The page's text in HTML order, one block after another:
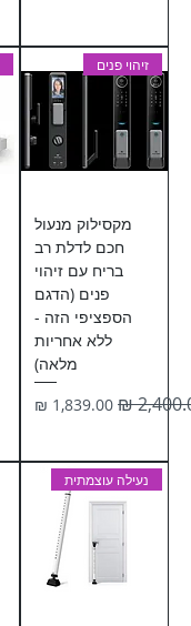
זיהוי פנים
מקסילוק מנעול
חכם לדלת רב
בריח עם זיהוי
פנים (הדגם
הספציפי הזה -
ללא אחריות
מלאה)
רגיל
מחיר מבצע
נעילה עוצמתית